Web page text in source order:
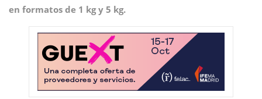
en formatos de 1 kg y 5 kg.